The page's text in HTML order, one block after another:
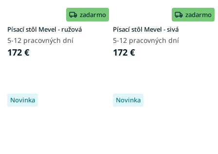
zadarmo
Písací stôl Mevel - ružová
5-12 pracovných dní
172 €
zadarmo
Písací stôl Mevel - sivá
5-12 pracovných dní
172 €
Novinka Novinka